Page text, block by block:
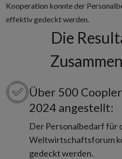
Kooperation konnte der
effektiv gedeckt werden.
Die
Über 500
2024 angestellt:
Der Personalbedarf für
Weltwirtschaftsforum
gedeckt werden.